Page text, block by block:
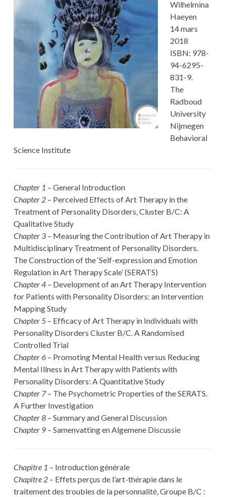
Wilhelmina
Haeyen
14 mars
2018
ISBN: 978-
94-6295-
831-9.
The
Radboud
University
Nijmegen
Behavioral
Science Institute
Chapter 1 – General Introduction
Chapter 2– Perceived Effects of Art Therapy in the
Treatment of Personality Disorders, Cluster B/C: A
Qualitative Study
Chapter 3– Measuring the Contribution of Art Therapy in
Multidisciplinary Treatment of Personality Disorders.
The Construction of the ‘Self-expression and Emotion
Regulation in Art Therapy Scale’ (SERATS)
Chapter 4– Development of an Art Therapy Intervention
for Patients with Personality Disorders: an Intervention
Mapping Study
Chapter 5– Efficacy of Art Therapy in Individuals with
Personality Disorders Cluster B/C. A Randomised
Controlled Trial
Chapter 6– Promoting Mental Health versus Reducing
Mental Illness in Art Therapy with Patients with
Personality Disorders: A Quantitative Study
Chapter 7– The Psychometric Properties of the SERATS.
A Further Investigation
Chapter 8– Summary and General Discussion
Chapter 9– Samenvatting en Algemene Discussie
Chapitre 1 – Introduction générale
Chapitre 2– Effets perçus de l’art-thérapie dans le
traitement des troubles de la personnalité, Groupe B/C :